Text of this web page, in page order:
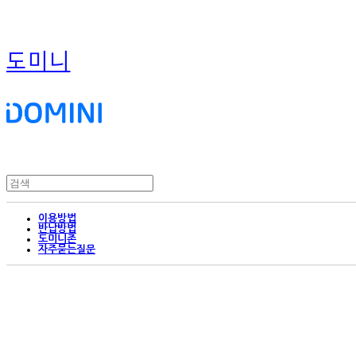
도미니
이용방법
반납방법
도미니존
자주묻는질문